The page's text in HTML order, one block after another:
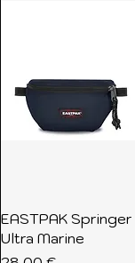
EASTPAK Springer
Ultra Marine